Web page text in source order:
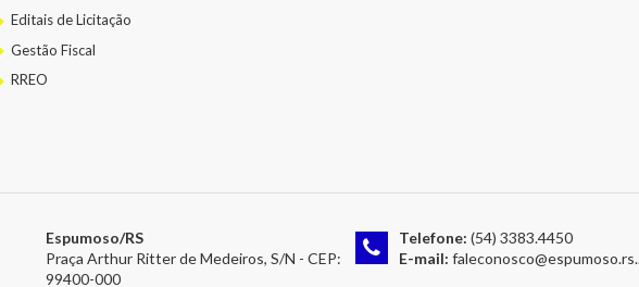
Editais de Licitação
Gestão Fiscal
RREO
Espumoso/RS
Praça Arthur Ritter de Medeiros, S/N - CEP:
99400-000
Telefone: (54) 3383.4450
E-mail: faleconosco@espumoso.rs.gov.br